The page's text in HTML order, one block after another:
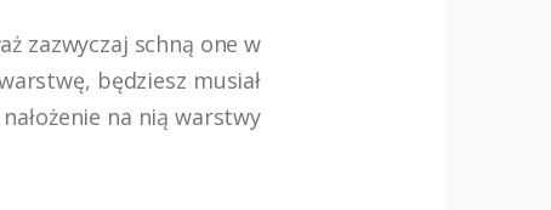
zazwyczaj schną one w
będziesz musiał
na nią warstwy